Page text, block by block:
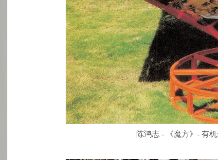
陈鸿志 - 《魔方》- 有